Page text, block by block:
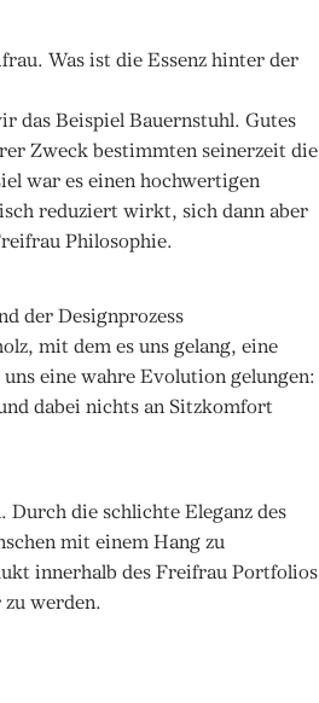
Was ist die Essenz hinter der
das Beispiel Bauernstuhl. Gutes
Zweck bestimmten seinerzeit die
war es einen hochwertigen
reduziert wirkt, sich dann aber
Philosophie.
der Designprozess
mit dem es uns gelang, eine
eine wahre Evolution gelungen:
dabei nichts an Sitzkomfort
Durch die schlichte Eleganz des
mit einem Hang zu
innerhalb des Freifrau Portfolios
werden.